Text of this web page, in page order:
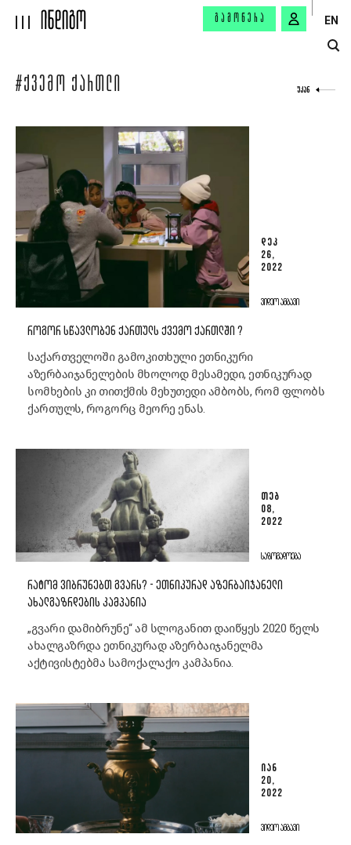
ᲒᲐᲛᲝᲬᲔᲠᲐ EN
#ᲥᲕᲔᲛᲝ ᲥᲐᲠᲗᲚᲘ ᲣᲙᲐᲜ
ᲓᲔᲙ
26,
2022
ᲕᲘᲓᲔᲝ ᲐᲛᲑᲐᲕᲘ
ᲠᲝᲒᲝᲠ ᲡᲬᲐᲕᲚᲝᲑᲔᲜ ᲥᲐᲠᲗᲣᲚᲡ ᲥᲕᲔᲛᲝ ᲥᲐᲠᲗᲚᲨᲘ ?
საქართველოში გამოკითხული ეთნიკური
აზერბაიჯანელების მხოლოდ მესამედი, ეთნიკურად
სომხების კი თითქმის მეხუთედი ამბობს, რომ ფლობს
ქართულს, როგორც მეორე ენას.
ᲗᲔᲑ
08,
2022
ᲡᲐᲖᲝᲒᲐᲓᲝᲔᲑᲐ
ᲠᲐᲢᲝᲛ ᲕᲘᲑᲠᲣᲜᲔᲑᲗ ᲒᲕᲐᲠᲡ? - ᲔᲗᲜᲘᲙᲣᲠᲐᲓ ᲐᲖᲔᲠᲑᲐᲘᲯᲐᲜᲔᲚᲘ
ᲐᲮᲐᲚᲒᲐᲖᲠᲓᲔᲑᲘᲡ ᲙᲐᲛᲞᲐᲜᲘᲐ
„გვარი დამიბრუნე“ ამ სლოგანით დაიწყეს 2020 წელს
ახალგაზრდა ეთნიკურად აზერბაიჯანელმა
აქტივისტებმა სამოქალაქო კამპანია.
ᲘᲐᲜ
20,
2022
ᲕᲘᲓᲔᲝ ᲐᲛᲑᲐᲕᲘ